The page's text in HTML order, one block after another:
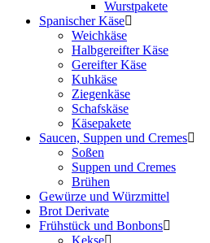
Wurstpakete
Spanischer Käse
Weichkäse
Halbgereifter Käse
Gereifter Käse
Kuhkäse
Ziegenkäse
Schafskäse
Käsepakete
Saucen, Suppen und Cremes
Soßen
Suppen und Cremes
Brühen
Gewürze und Würzmittel
Brot Derivate
Frühstück und Bonbons
Kekse